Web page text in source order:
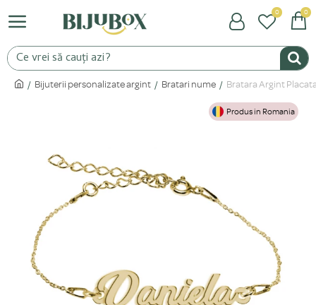
0 0
Bijuterii personalizate argint Bratari nume Bratara Argint
Produs in Romania